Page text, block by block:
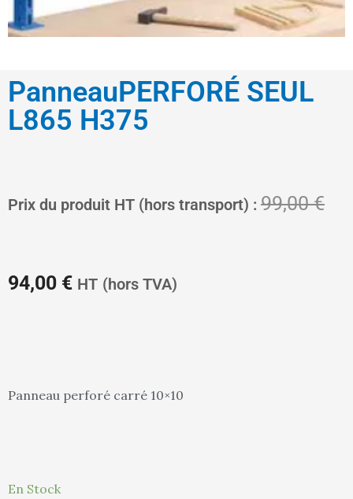
PanneauPERFORÉ SEUL
L865 H375
Prix du produit HT (hors transport) : 99,00€Le
94,00 €
Le
prix
HT (hors TVA)
Panneau perforé carré 10×10
En Stock
quantité